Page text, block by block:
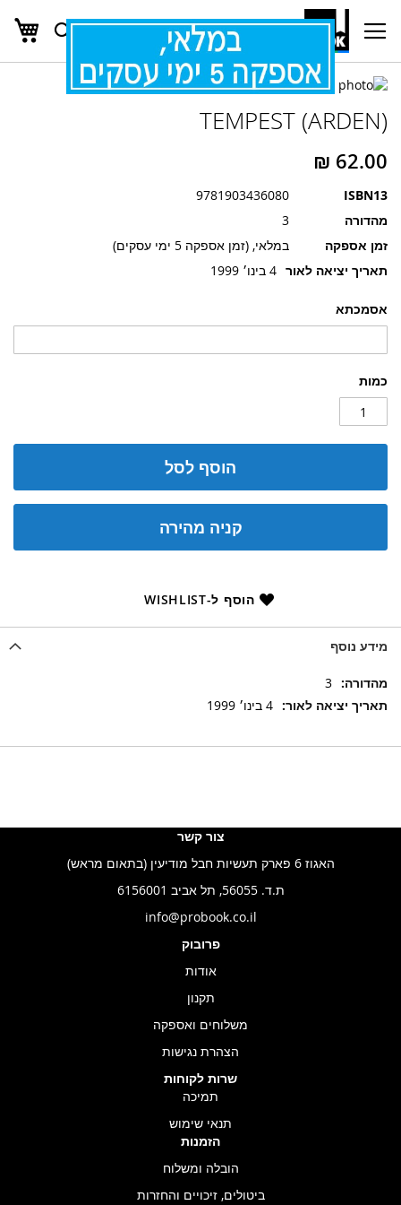
Skip
Content
חפש
אסמכתא
כמות
הוסף לסל
קניה מהירה
הוסף ל-WISHLIST
TEMPEST (ARDEN)
ISBN13
9781903436080
מהדורה
3
זמן אספקה
במלאי, (זמן אספקה 5 ימי עסקים)
תאריך יציאה לאור 4 בינו׳ 1999
לדלג
של
גלריית
תמונות
להתחלה
של
גלריית
תמונות
מידע נוסף
מידע
נוסף
3
4 בינו׳ 1999
צור קשר
האגוז 6 פארק תעשיות חבל מודיעין (בתאום מראש)
ת.ד. 56055, תל אביב 6156001
info@probook.co.il
פרובוק
אודות
תקנון
משלוחים ואספקה
הצהרת נגישות
שרות לקוחות
תמיכה
תנאי שימוש
הזמנות
הובלה ומשלוח
ביטולים, זיכויים והחזרות